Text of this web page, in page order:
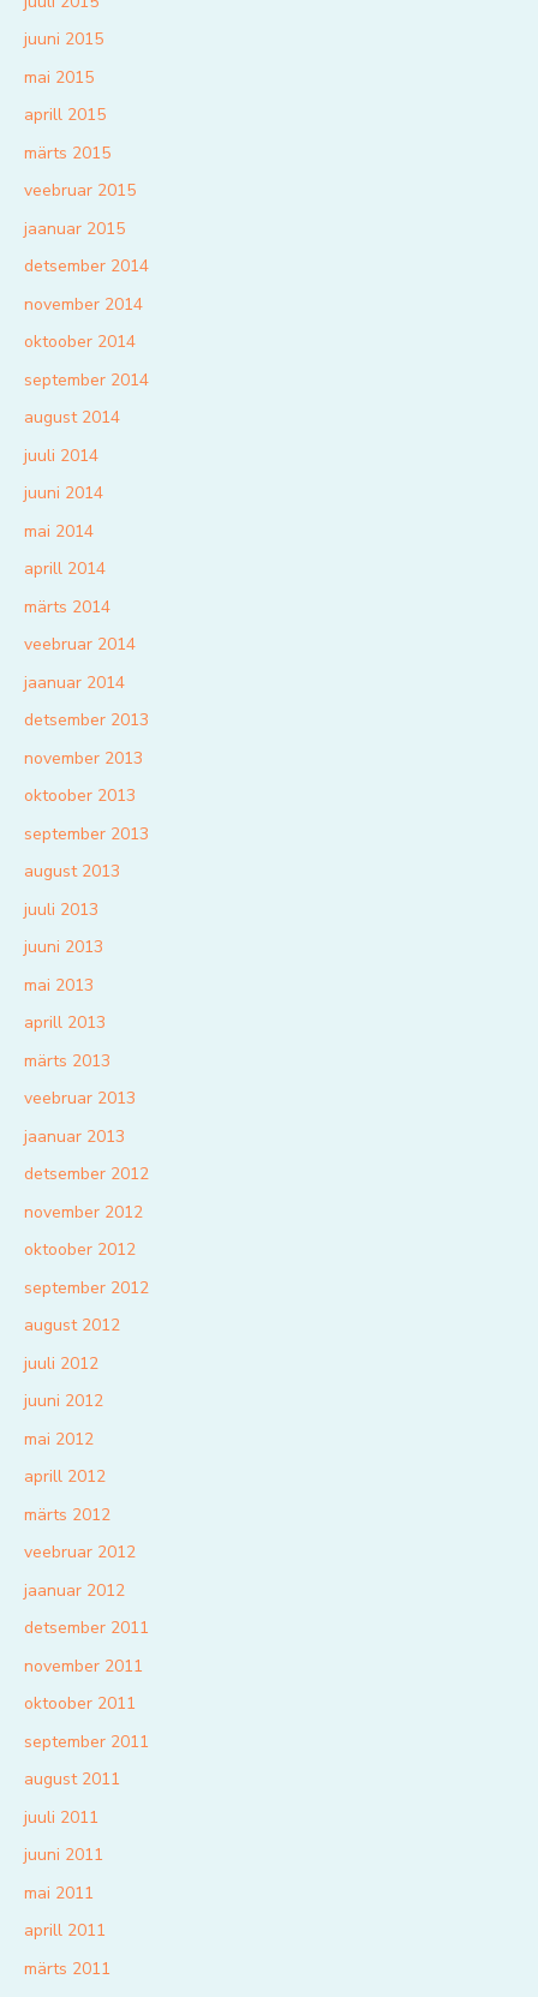
juuni 2015
mai 2015
aprill 2015
märts 2015
veebruar 2015
jaanuar 2015
detsember 2014
november 2014
oktoober 2014
september 2014
august 2014
juuli 2014
juuni 2014
mai 2014
aprill 2014
märts 2014
veebruar 2014
jaanuar 2014
detsember 2013
november 2013
oktoober 2013
september 2013
august 2013
juuli 2013
juuni 2013
mai 2013
aprill 2013
märts 2013
veebruar 2013
jaanuar 2013
detsember 2012
november 2012
oktoober 2012
september 2012
august 2012
juuli 2012
juuni 2012
mai 2012
aprill 2012
märts 2012
veebruar 2012
jaanuar 2012
detsember 2011
november 2011
oktoober 2011
september 2011
august 2011
juuli 2011
juuni 2011
mai 2011
aprill 2011
märts 2011